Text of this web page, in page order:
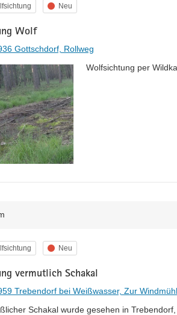
Status
Neu
Wolf
Gottschdorf, Rollweg
Wolfsichtung per
Status
Neu
vermutlich Schakal
Trebendorf bei Weißwasser, Zur
Schakal wurde gesehen in